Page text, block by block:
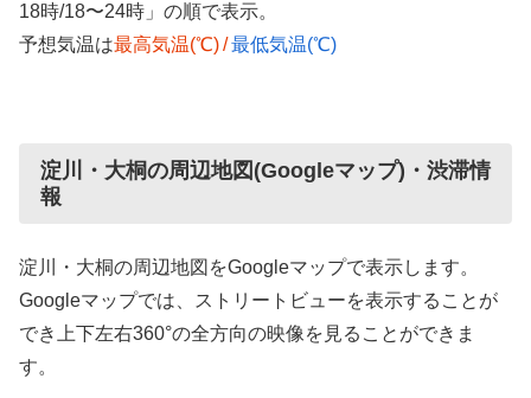
18時/18〜24時」の順で表示。
予想気温は最高気温(℃)/最低気温(℃)
淀川・大桐の周辺地図(Googleマップ)・渋滞情
報
淀川・大桐の周辺地図をGoogleマップで表示します。
Googleマップでは、ストリートビューを表示することが
でき上下左右360°の全方向の映像を見ることができま
す。